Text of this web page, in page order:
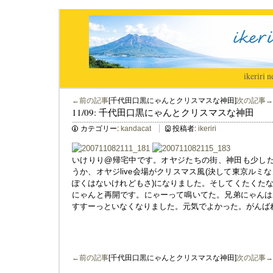
ikeriri|
←前の記事[千代田口黒にゃんとクリスマスな神田]次の記事→
11/09: 千代田口黒にゃんとクリスマスな神田
カテゴリー: kandacat 投稿者: ikeriri
いけりり@帰宅中です。オヤジたちの街、神田も少し
うか、オヤジlive会場がクリスマス風(決して東京ルミ
ぽくはないけれどもさ)になりました。そしてくたくた
にゃんと再開です。にゃーって鳴いてた。兄弟にゃん
すすーっといなくなりました。元気でよかった。がんば
←前の記事[千代田口黒にゃんとクリスマスな神田]次の記事→